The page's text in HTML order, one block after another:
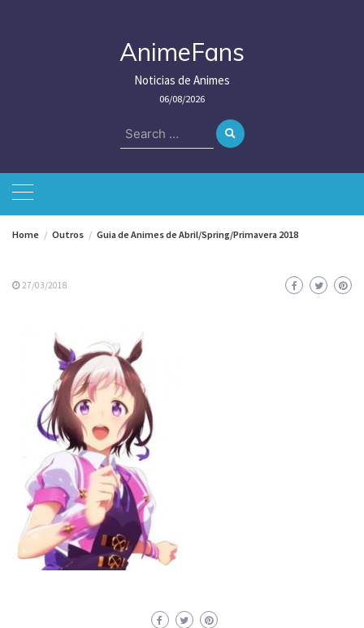
AnimeFans
Noticias de Animes
06/08/2026
Search
for:
Home Outros Guia de Animes de Abril/Spring/Primavera 2018
27/03/2018